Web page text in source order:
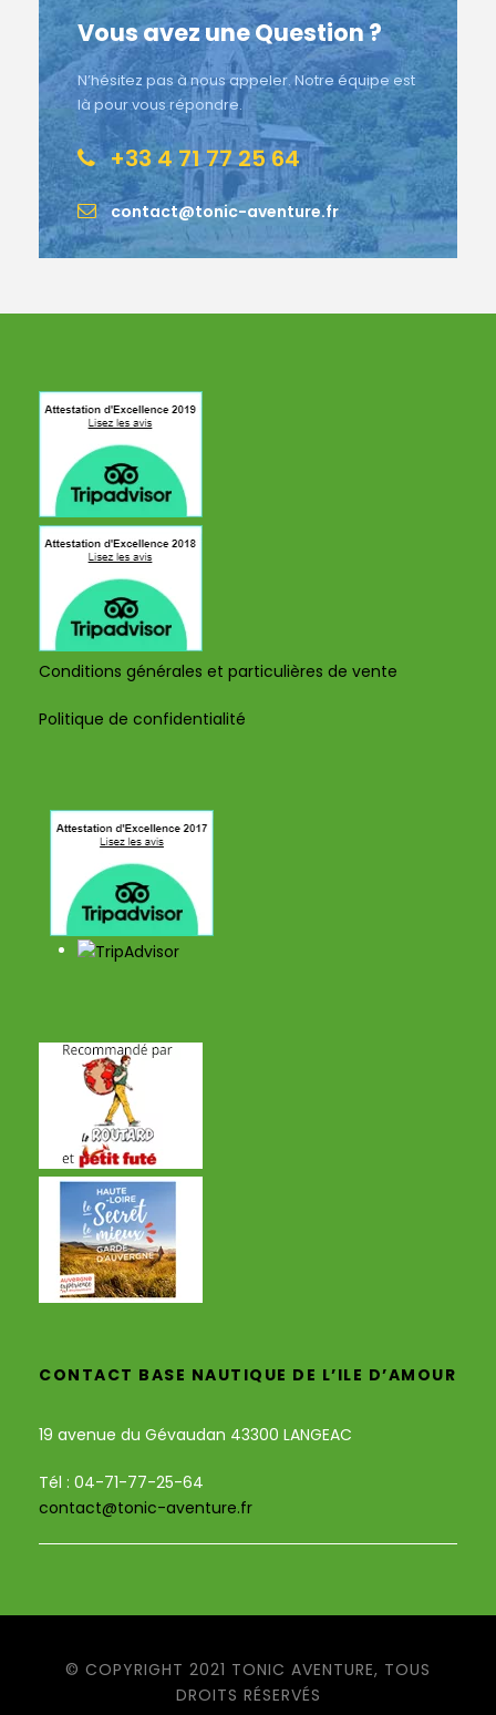
Vous avez une Question ?
N’hésitez pas à nous appeler. Notre équipe est
là pour vous répondre.
+33 4 71 77 25 64
contact@tonic-aventure.fr
Conditions générales et particulières de vente
Politique de confidentialité
CONTACT BASE NAUTIQUE DE L’ILE D’AMOUR
19 avenue du Gévaudan 43300 LANGEAC
Tél : 04-71-77-25-64
contact@tonic-aventure.fr
© COPYRIGHT 2021 TONIC AVENTURE, TOUS
DROITS RÉSERVÉS